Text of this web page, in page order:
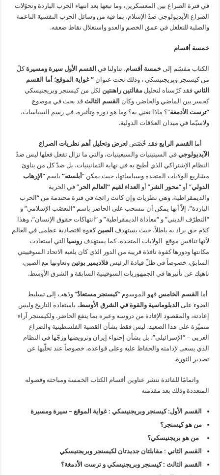
في فترة الصراع بين المعسكرين، وما تبعها بعد انتهاء الحرب الباردة وتحوّلات
الصراع الأيديولوجي ضدّ الإسلام، بما فيه من وسائل الحرب النفسية الناعمة
والصلبة للتغلغل في عمق الخصم والعدو واستغلال نقاط ضعفه.
خمسة أقسام
الكتاب مقسّم إلىخمسة أقسام، تناولنا في القسم الأول سيرة ومسيرةكلّ
من كيسنجر وبريجنيسكي ، وذلك تحت عنوان ” غواية الموقع؛ أما القسم
الثانيفقد كرّسناه لتحليل مقالتين راهنتين لكل من كيسنجر وبريجنيسكي
كجسر بين الماضي والحاضر، وكان القسم الثالثقد بحث في موضوع
“ترست الأدمغة“؟ ماذا نعني به؟ وما هو دوره وتأثيره، في رسم السياسات،
ولاسيّما في ميدان العلاقات الدولية.
أما القسم الرابع فقد خُصّصلعرض وتحليل أهم نظريات الصراع
الآيديولوجي في السيتينيات والسبعينيات، والتي ما تزال تفعل فعلها ليس ضدّ
النظام الإشتراكي الذي أطيح به في نهاية الثمانينيات، بل ضدّ كل من يناوئ
مشاريع الولايات المتحدة وسياساتها، حيث يمكن “أبلسته” باسم “ الإرهاب
الدولي” أو “محور الشر” أو العداء لقيم “العالم الحر” في الحرية
والديمقراطية، وهي نظريات وإن كانت رائجة في فترة محتدمة من “الحرب
الباردة”، إلاّ أنها يمكن أن تنسحب على الحاضر باسم “التعصّب الإسلامي” و
“التطرّف الديني” و “معاداة الديمقراطية” و “انتهاكات حقوق الإنسان”، وهذا
كلام حق يراد به باطلاً، حيث يستهدف الصين كقوة اقتصادية عظمى في العالم
لأنها تنافس موقع الولايات المتحدة، كما يستهدفروسيا التي استعادت
مكانتها ودورها كقوة نافذة قريبة من الدور الذي كان يلعبه الاتحاد السوفييتي
السابق، خصوصاً في ظلّ قيادة الرئيسفلاديمير بوتين وتعاونها مع الصين،
ناهيك عن تأثيرها في الجمهوريات السوفيتية السابقة و الشرق الأوسط.
أما القسم الخامسفهو الموسوم “كيسنجر مستعادٌ” وذهب إلى تسليط
الضوء على الدبلوماسية والقوة في الشرق الأوسط، باستعادة التاريخ وليس
إعادته، والمقصود الإفادة من دروسه وعبره بما ينفع الحاضر. ولكيسنجر آراء
متميّزة على هذا الصعيد، ليس فقط بشأن القضية الفلسطينية والصراع
العربي – “الإسرائيلي”، بل بشأن إحتواء إيران وترويضها وزجّها في النظام
الذي يسعى لإدامته والحفاظ عليه وعلى قواعده، خصوصاً عند تخلّيها عن
تصدير الثورة.
واتمامًا للفائدة ننشر عناوين أقسام الكتاب الخمسة ومباحثه وفصوله
المتعددة وذلك بعد مقدمته
القسم الأول: كيسنجر وبريجنيسكي : غواية الموقع – سيرة ومسيرة
من هو كيسنجر؟
من هو بريجنيسكي؟
القسم الثاني : مقابلتان جديدتان لكيسنجر وبريجنيسكي
القسم الثالث : كيسنجر وبريجنيسكي و ترست الأدمغة؟